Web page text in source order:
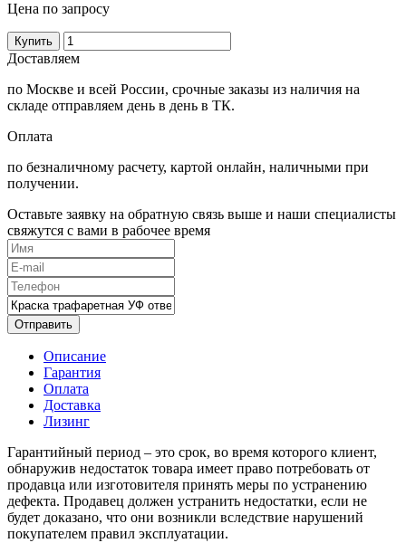
Цена по запросу
Купить
Доставляем
по Москве и всей России, срочные заказы из наличия на
складе отправляем день в день в ТК.
Оплата
по безналичному расчету, картой онлайн, наличными при
получении.
Оставьте заявку на обратную связь выше и наши специалисты
свяжутся с вами в рабочее время
Отправить
Описание
Гарантия
Оплата
Доставка
Лизинг
Гарантийный период – это срок, во время которого клиент,
обнаружив недостаток товара имеет право потребовать от
продавца или изготовителя принять меры по устранению
дефекта. Продавец должен устранить недостатки, если не
будет доказано, что они возникли вследствие нарушений
покупателем правил эксплуатации.